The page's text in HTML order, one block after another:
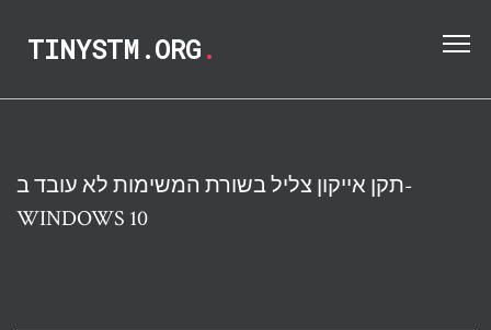
TINYSTM.ORG.
תקן אייקון צליל בשורת המשימות לא עובד ב-
WINDOWS 10